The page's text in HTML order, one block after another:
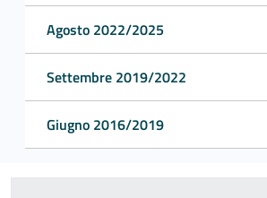
Agosto 2022/2025
Settembre 2019/2022
Giugno 2016/2019